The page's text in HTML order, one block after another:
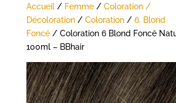
Accueil/ Femme/ Coloration /
Décoloration/ Coloration/ 6. Blond
Foncé/ Coloration 6 Blond Foncé
100ml – BBhair